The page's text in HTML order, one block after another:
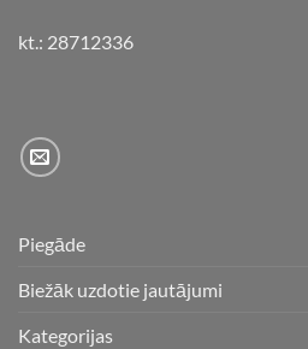
kt.: 28712336
Piegāde
Biežāk uzdotie jautājumi
Kategorijas